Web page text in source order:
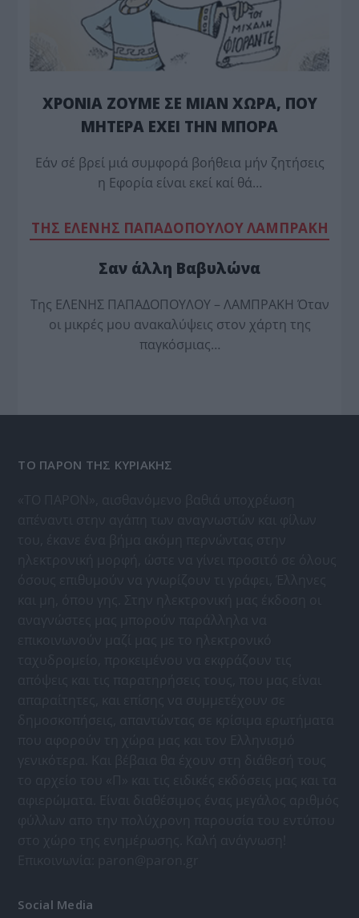
ΧΡΟΝΙΑ ΖΟΥΜΕ ΣΕ ΜΙΑΝ ΧΩΡΑ, ΠΟΥ
ΜΗΤΕΡΑ ΕΧΕΙ ΤΗΝ ΜΠΟΡΑ
Εάν σέ βρεί μιά συμφορά βοήθεια μήν ζητήσεις
η Εφορία είναι εκεί καί θά…
TΗΣ ΕΛΕΝΗΣ ΠΑΠΑΔΟΠΟΥΛΟΥ ΛΑΜΠΡΑΚΗ
Σαν άλλη Βαβυλώνα
Της ΕΛΕΝΗΣ ΠΑΠΑΔΟΠΟΥΛΟΥ – ΛΑΜΠΡΑΚΗ Όταν
οι μικρές μου ανακαλύψεις στον χάρτη της
παγκόσμιας…
ΤΟ ΠΑΡΟΝ ΤΗΣ ΚΥΡΙΑΚΗΣ
Social Media